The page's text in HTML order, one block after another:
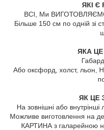
ЯКІ Є
ВСІ, Ми ВИГОТОВЛЯЄМО
Більше 150 см по одній зі
ЯКА
Або оксфорд, холст, льон,
ЯК ЦЕ
На зовнішні або
Можливе виготовлення на
КАРТИНА з галарейною